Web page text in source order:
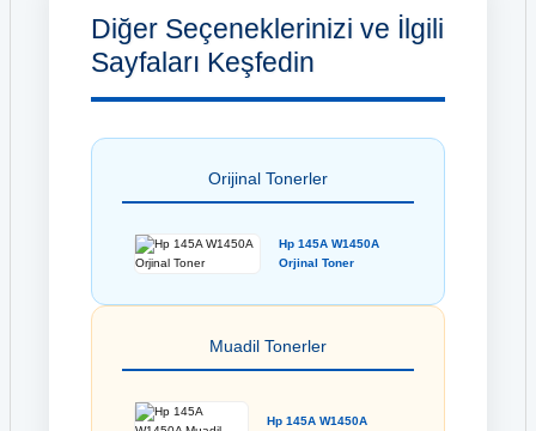
Diğer Seçeneklerinizi ve İlgili
Sayfaları Keşfedin
Orijinal Tonerler
Hp 145A W1450A
Orjinal Toner
Muadil Tonerler
Hp 145A W1450A